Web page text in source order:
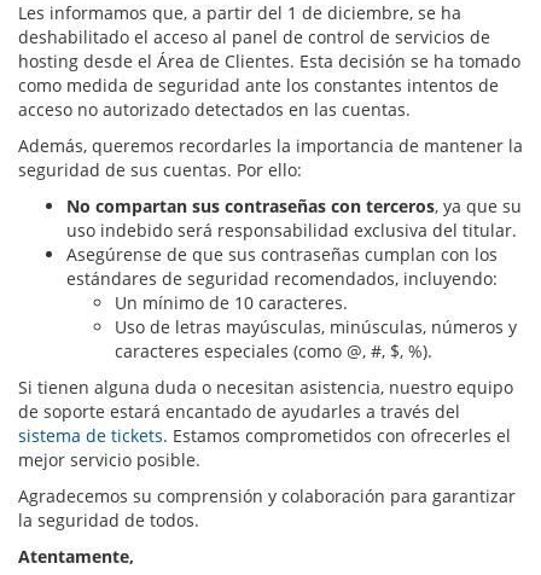
Les informamos que, a partir del 1 de diciembre, se ha
deshabilitado el acceso al panel de control de servicios de
hosting desde el Área de Clientes. Esta decisión se ha tomado
como medida de seguridad ante los constantes intentos de
acceso no autorizado detectados en las cuentas.
Además, queremos recordarles la importancia de mantener la
seguridad de sus cuentas. Por ello:
No compartan sus contraseñas con terceros, ya que su
uso indebido será responsabilidad exclusiva del titular.
Asegúrense de que sus contraseñas cumplan con los
estándares de seguridad recomendados, incluyendo:
Un mínimo de 10 caracteres.
Uso de letras mayúsculas, minúsculas, números y
caracteres especiales (como @, #, $, %).
Si tienen alguna duda o necesitan asistencia, nuestro equipo
de soporte estará encantado de ayudarles a través del
sistema de tickets. Estamos comprometidos con ofrecerles el
mejor servicio posible.
Agradecemos su comprensión y colaboración para garantizar
la seguridad de todos.
Atentamente,